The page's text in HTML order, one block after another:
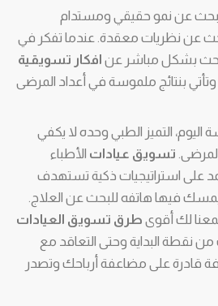
عن نمو حقيقي ومستدام
عن نظريات معقدة. عندما تفكر في
بشكل مباشر عن افكار تسويقية
وتأتي بنتائج ملموسة في أعداد المرضى
التميز الطبي وحده لا يكفي
تسويق عيادات الأطباء
على استراتيجيات ذكية تستهدف
فيها هاتفه للبحث عن العلاج.
لك أقوى طرق تسويق العيادات
نقطة البداية وحتى التعاقد مع
قادرة على مضاعفة أرباحك وتصدر